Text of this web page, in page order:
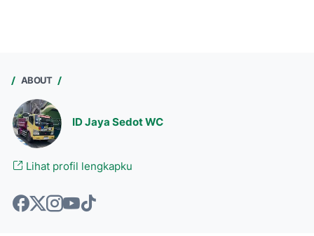
ABOUT
ID Jaya Sedot WC
Lihat profil lengkapku